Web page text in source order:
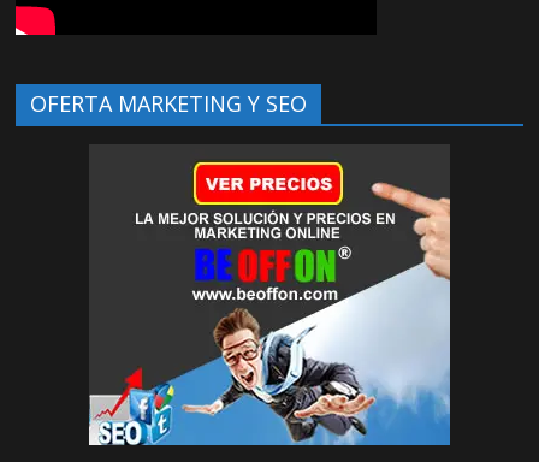
OFERTA MARKETING Y SEO